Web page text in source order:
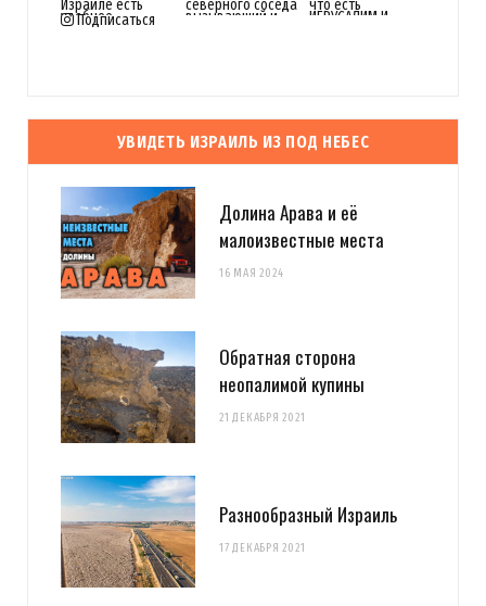
Подписаться
УВИДЕТЬ ИЗРАИЛЬ ИЗ ПОД НЕБЕС
Долина Арава и её
малоизвестные места
16 МАЯ 2024
Обратная сторона
неопалимой купины
21 ДЕКАБРЯ 2021
Разнообразный Израиль
17 ДЕКАБРЯ 2021